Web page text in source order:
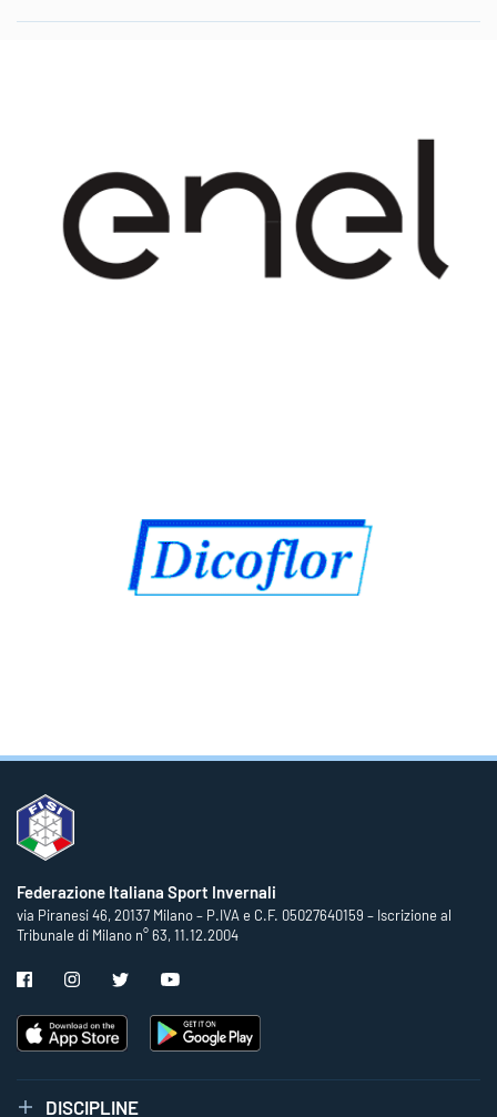
Federazione Italiana Sport Invernali
via Piranesi 46, 20137 Milano – P.IVA e C.F. 05027640159 – Iscrizione al
Tribunale di Milano n° 63, 11.12.2004
DISCIPLINE